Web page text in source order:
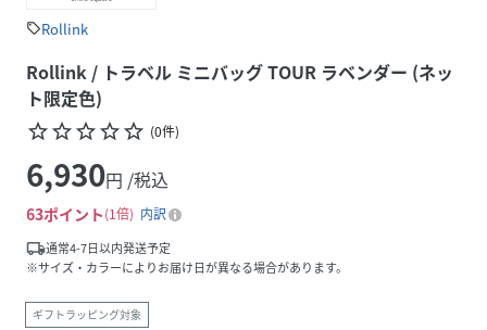
sellRollink
Rollink / トラベル ミニバッグ TOUR ラベンダー (ネッ
ト限定色)
star_borderstar_borderstar_borderstar_borderstar_border (0件)
6,930円 /税込
63ポイント 1倍
内訳
local_shipping通常4-7日以内発送予定
※サイズ・カラーによりお届け日が異なる場合があります。
ギフトラッピング対象